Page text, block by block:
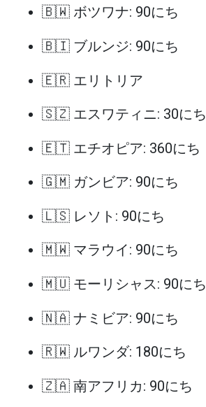
🇧🇼 ボツワナ: 90にち
🇧🇮 ブルンジ: 90にち
🇪🇷 エリトリア
🇸🇿 エスワティニ: 30にち
🇪🇹 エチオピア: 360にち
🇬🇲 ガンビア: 90にち
🇱🇸 レソト: 90にち
🇲🇼 マラウイ: 90にち
🇲🇺 モーリシャス: 90にち
🇳🇦 ナミビア: 90にち
🇷🇼 ルワンダ: 180にち
🇿🇦 南アフリカ: 90にち